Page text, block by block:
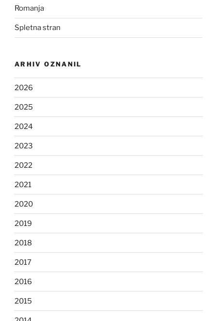
Romanja
Spletna stran
ARHIV OZNANIL
2026
2025
2024
2023
2022
2021
2020
2019
2018
2017
2016
2015